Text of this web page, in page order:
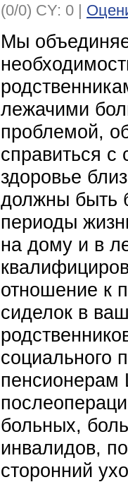
(0/0) CY: 0 |
Мы
лежачими
проблемой,
справиться
здоровье
должны быть
периоды
на дому и в
отношение к
сиделок в
социального
пенсионерам
больных,
инвалидов,
сторонний